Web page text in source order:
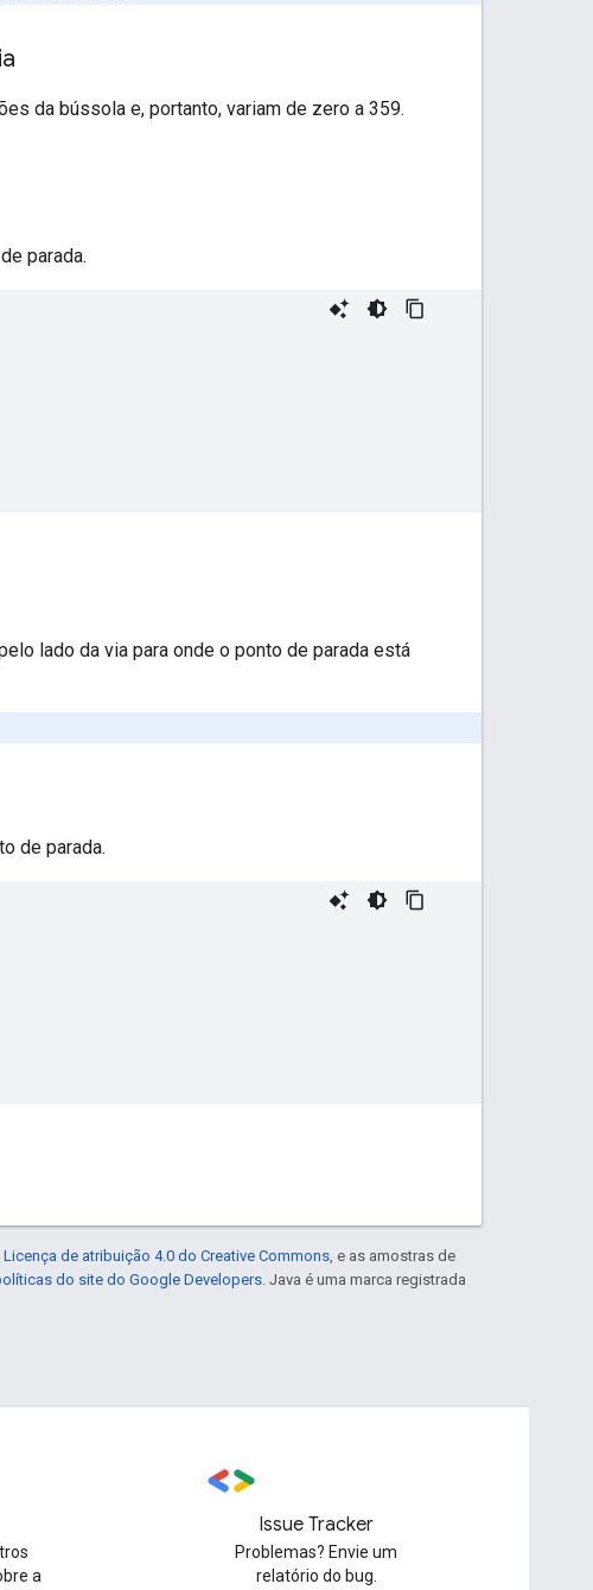
da bússola e, portanto, variam de zero a 359.
parada.
lado da via para onde o ponto de parada está
de parada.
Licença de atribuição 4.0 do Creative Commons , e as amostras de
do site do Google Developers . Java é uma marca registrada
a
Issue Tracker
Problemas? Envie um
relatório do bug.